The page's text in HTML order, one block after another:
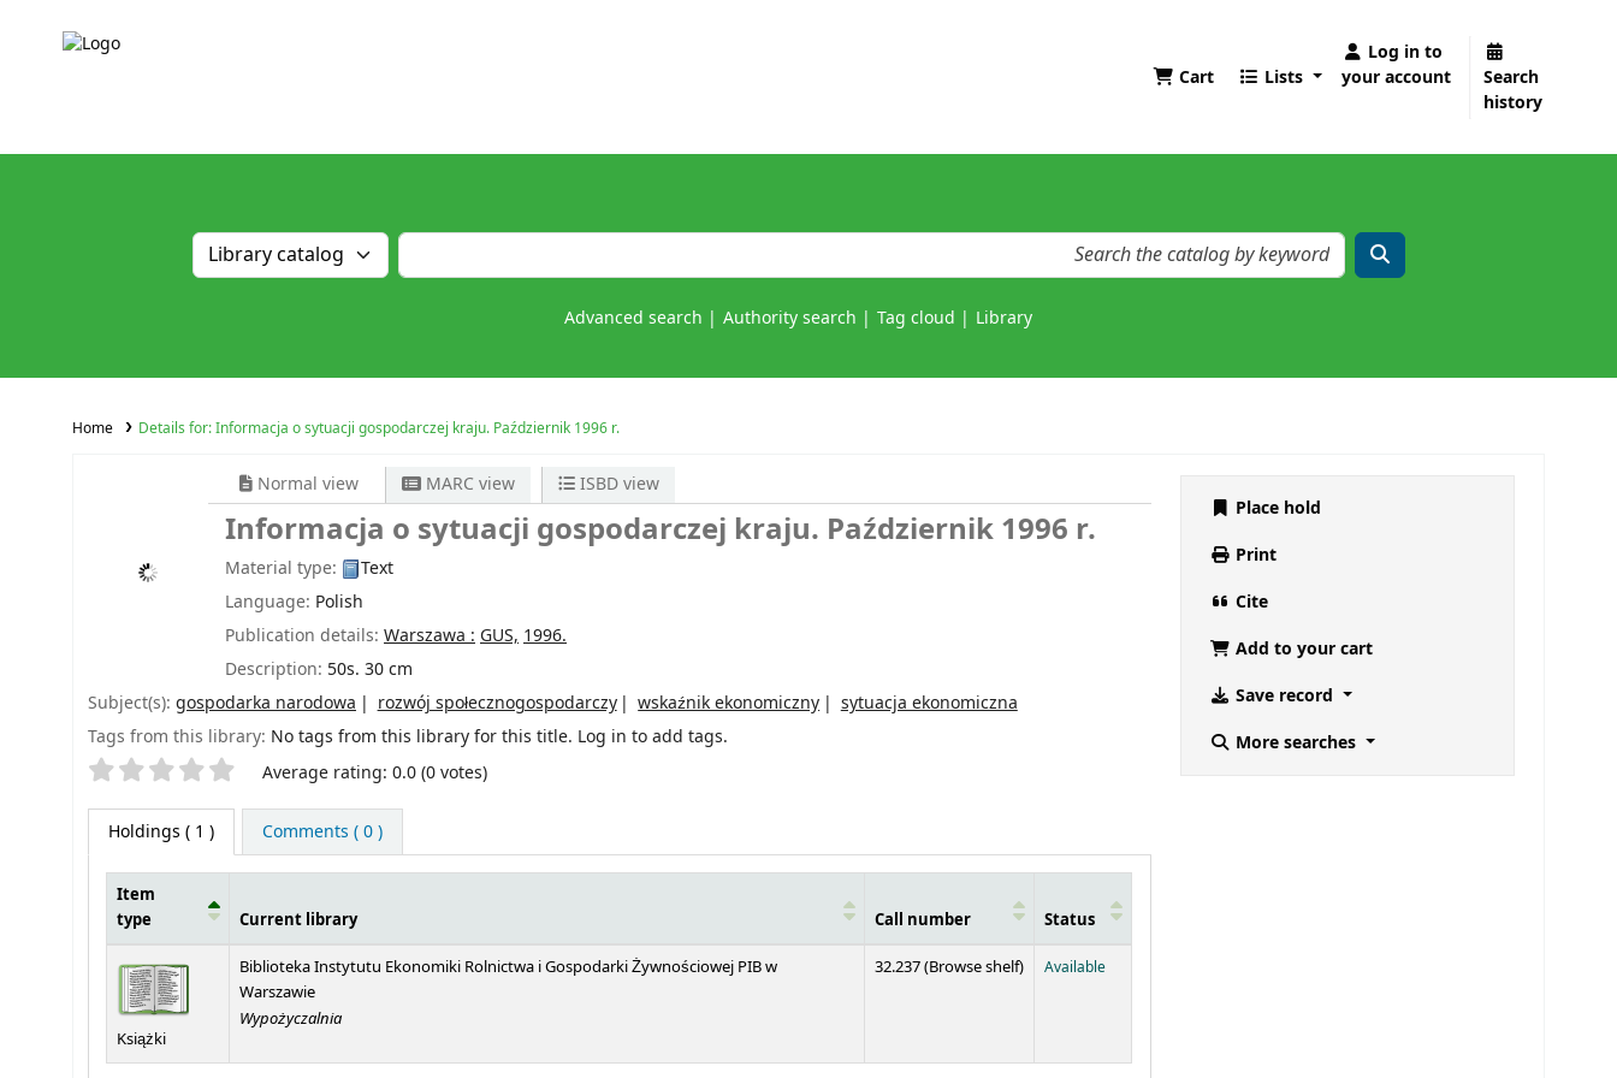
Cart Lists
Log in to
your account
Search
history
Advanced search Authority search Tag cloud Library
Home Details for:Informacja o sytuacji gospodarczej kraju. Październik 1996 r.
Normal view MARC view ISBD view
Informacja o sytuacji gospodarczej kraju. Październik 1996 r.
Material type:
Text
Language: Polish
Publication details: Warszawa : GUS, 1996.
Description: 50s. 30 cm
Subject(s): gospodarka narodowa rozwój społecznogospodarczy wskaźnik ekonomiczny
sytuacja ekonomiczna
Tags from this library: No tags from this library for this title. Log in to add tags.
Star ratings Average rating: 0.0 (0 votes)
Holdings ( 1 ) Comments ( 0 )
Item
type
Current library Call number Status
Książki
Biblioteka Instytutu Ekonomiki Rolnictwa i Gospodarki Żywnościowej PIB w
Warszawie
Wypożyczalnia
32.237 (Browse shelf(Opens below)
) Available
Place hold
Print
Cite
Add to your cart
Save record
More searches